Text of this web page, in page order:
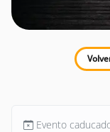
Evento